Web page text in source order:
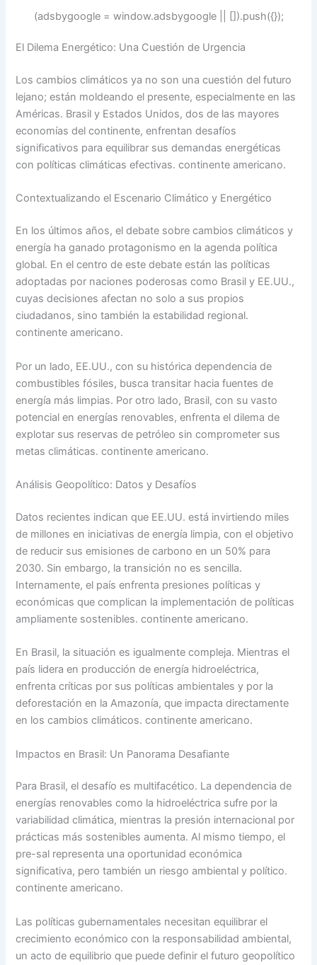
(adsbygoogle = window.adsbygoogle || []).push({});
El Dilema Energético: Una Cuestión de Urgencia
Los cambios climáticos ya no son una cuestión del futuro
lejano; están moldeando el presente, especialmente en las
Américas. Brasil y Estados Unidos, dos de las mayores
economías del continente, enfrentan desafíos
significativos para equilibrar sus demandas energéticas
con políticas climáticas efectivas. continente americano.
Contextualizando el Escenario Climático y Energético
En los últimos años, el debate sobre cambios climáticos y
energía ha ganado protagonismo en la agenda política
global. En el centro de este debate están las políticas
adoptadas por naciones poderosas como Brasil y EE.UU.,
cuyas decisiones afectan no solo a sus propios
ciudadanos, sino también la estabilidad regional.
continente americano.
Por un lado, EE.UU., con su histórica dependencia de
combustibles fósiles, busca transitar hacia fuentes de
energía más limpias. Por otro lado, Brasil, con su vasto
potencial en energías renovables, enfrenta el dilema de
explotar sus reservas de petróleo sin comprometer sus
metas climáticas. continente americano.
Análisis Geopolítico: Datos y Desafíos
Datos recientes indican que EE.UU. está invirtiendo miles
de millones en iniciativas de energía limpia, con el objetivo
de reducir sus emisiones de carbono en un 50% para
2030. Sin embargo, la transición no es sencilla.
Internamente, el país enfrenta presiones políticas y
económicas que complican la implementación de políticas
ampliamente sostenibles. continente americano.
En Brasil, la situación es igualmente compleja. Mientras el
país lidera en producción de energía hidroeléctrica,
enfrenta críticas por sus políticas ambientales y por la
deforestación en la Amazonía, que impacta directamente
en los cambios climáticos. continente americano.
Impactos en Brasil: Un Panorama Desafiante
Para Brasil, el desafío es multifacético. La dependencia de
energías renovables como la hidroeléctrica sufre por la
variabilidad climática, mientras la presión internacional por
prácticas más sostenibles aumenta. Al mismo tiempo, el
pre-sal representa una oportunidad económica
significativa, pero también un riesgo ambiental y político.
continente americano.
Las políticas gubernamentales necesitan equilibrar el
crecimiento económico con la responsabilidad ambiental,
un acto de equilibrio que puede definir el futuro geopolítico